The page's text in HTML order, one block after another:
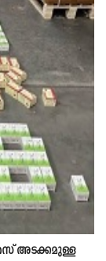
അടക്കമുള്ള